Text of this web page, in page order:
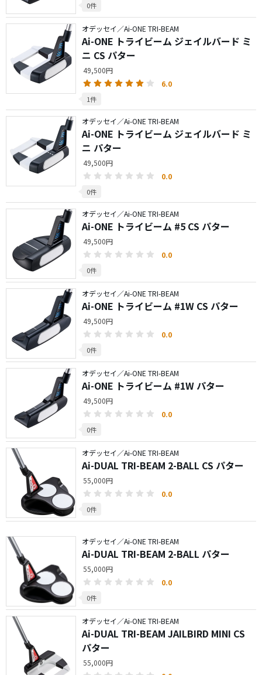
0件
オデッセイ／Ai-ONE TRI-BEAM
Ai-ONE トライビーム ジェイルバード ミ
ニ CS パター
49,500円
6.0
1件
オデッセイ／Ai-ONE TRI-BEAM
Ai-ONE トライビーム ジェイルバード ミ
ニ パター
49,500円
0.0
0件
オデッセイ／Ai-ONE TRI-BEAM
Ai-ONE トライビーム #5 CS パター
49,500円
0.0
0件
オデッセイ／Ai-ONE TRI-BEAM
Ai-ONE トライビーム #1W CS パター
49,500円
0.0
0件
オデッセイ／Ai-ONE TRI-BEAM
Ai-ONE トライビーム #1W パター
49,500円
0.0
0件
オデッセイ／Ai-ONE TRI-BEAM
Ai-DUAL TRI-BEAM 2-BALL CS パター
55,000円
0.0
0件
オデッセイ／Ai-ONE TRI-BEAM
Ai-DUAL TRI-BEAM 2-BALL パター
55,000円
0.0
0件
オデッセイ／Ai-ONE TRI-BEAM
Ai-DUAL TRI-BEAM JAILBIRD MINI CS
パター
55,000円